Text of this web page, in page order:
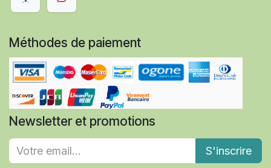
Méthodes de paiement
Newsletter et promotions
S'inscrire